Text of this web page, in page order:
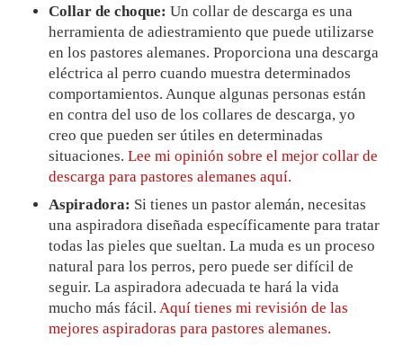
Collar de choque: Un collar de descarga es una
herramienta de adiestramiento que puede utilizarse
en los pastores alemanes. Proporciona una descarga
eléctrica al perro cuando muestra determinados
comportamientos. Aunque algunas personas están
en contra del uso de los collares de descarga, yo
creo que pueden ser útiles en determinadas
situaciones.Lee mi opinión sobre el mejor collar de
descarga para pastores alemanes aquí.
Aspiradora: Si tienes un pastor alemán, necesitas
una aspiradora diseñada específicamente para tratar
todas las pieles que sueltan. La muda es un proceso
natural para los perros, pero puede ser difícil de
seguir. La aspiradora adecuada te hará la vida
mucho más fácil.Aquí tienes mi revisión de las
mejores aspiradoras para pastores alemanes.